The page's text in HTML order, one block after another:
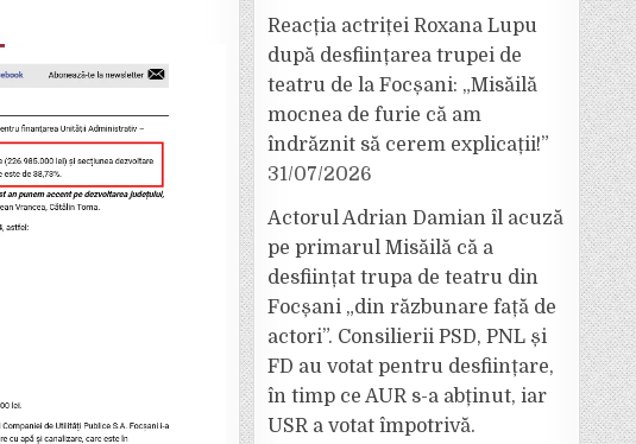
CU
SECȚIUNEA
DEZVOLTARE?
VA
FI
PROBLEMA!
Reacția actriței Roxana Lupu
după desființarea trupei de
teatru de la Focșani: „Misăilă
mocnea de furie că am
îndrăznit să cerem explicații!”
31/07/2026
Actorul Adrian Damian îl acuză
pe primarul Misăilă că a
desființat trupa de teatru din
Focșani „din răzbunare față de
actori”. Consilierii PSD, PNL și
FD au votat pentru desființare,
în timp ce AUR s-a abținut, iar
USR a votat împotrivă.